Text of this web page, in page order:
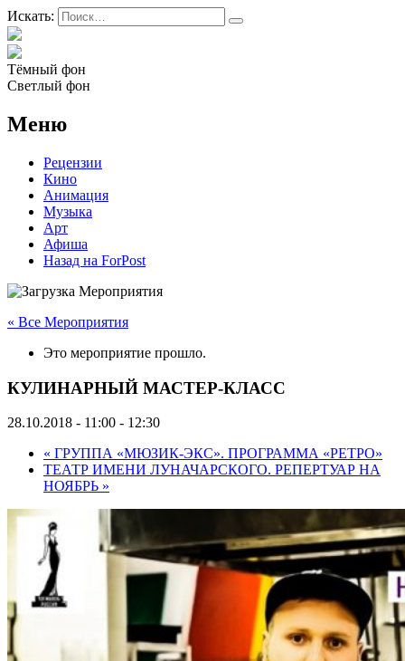
Искать:
Тёмный фон
Светлый фон
Меню
Рецензии
Кино
Анимация
Музыка
Арт
Афиша
Назад на ForPost
« Все Мероприятия
Это мероприятие прошло.
КУЛИНАРНЫЙ МАСТЕР-КЛАСС
28.10.2018 - 11:00 - 12:30
« ГРУППА «МЮЗИК-ЭКС». ПРОГРАММА «РЕТРО»
ТЕАТР ИМЕНИ ЛУНАЧАРСКОГО. РЕПЕРТУАР НА
НОЯБРЬ »